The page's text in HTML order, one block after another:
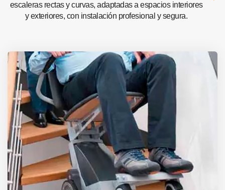
escaleras rectas y curvas, adaptadas a espacios interiores
y exteriores, con instalación profesional y segura.